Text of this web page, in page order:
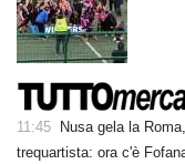
11:45
Nusa gela la
trequartista: ora c'è